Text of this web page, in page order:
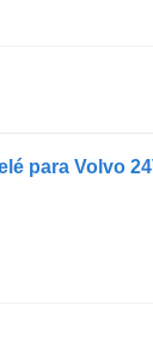
para Volvo